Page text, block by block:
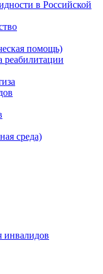
в Российской
помощь)
реабилитации
среда)
инвалидов